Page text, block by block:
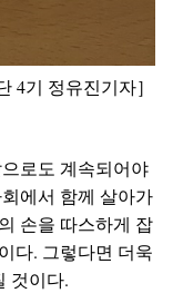
4기 정유진기자］
으로도계속되어야
에서 함께 살아가
손을 따스하게 잡
다. 그렇다면 더욱
것이다.